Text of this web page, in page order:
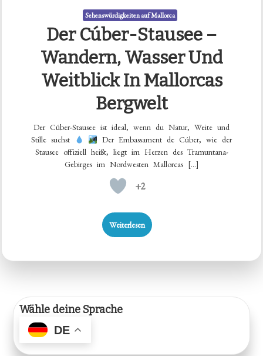
Sehenswürdigkeiten auf Mallorca
Der Cúber-Stausee –
Wandern, Wasser Und
Weitblick In Mallorcas
Bergwelt
Der Cúber-Stausee ist ideal, wenn du Natur, Weite und
Stille suchst
Der Embassament de Cúber, wie der
Stausee offiziell heißt, liegt im Herzen des Tramuntana-
Gebirges im Nordwesten Mallorcas […]
+2
Weiterlesen
Wähle deine Sprache
DE